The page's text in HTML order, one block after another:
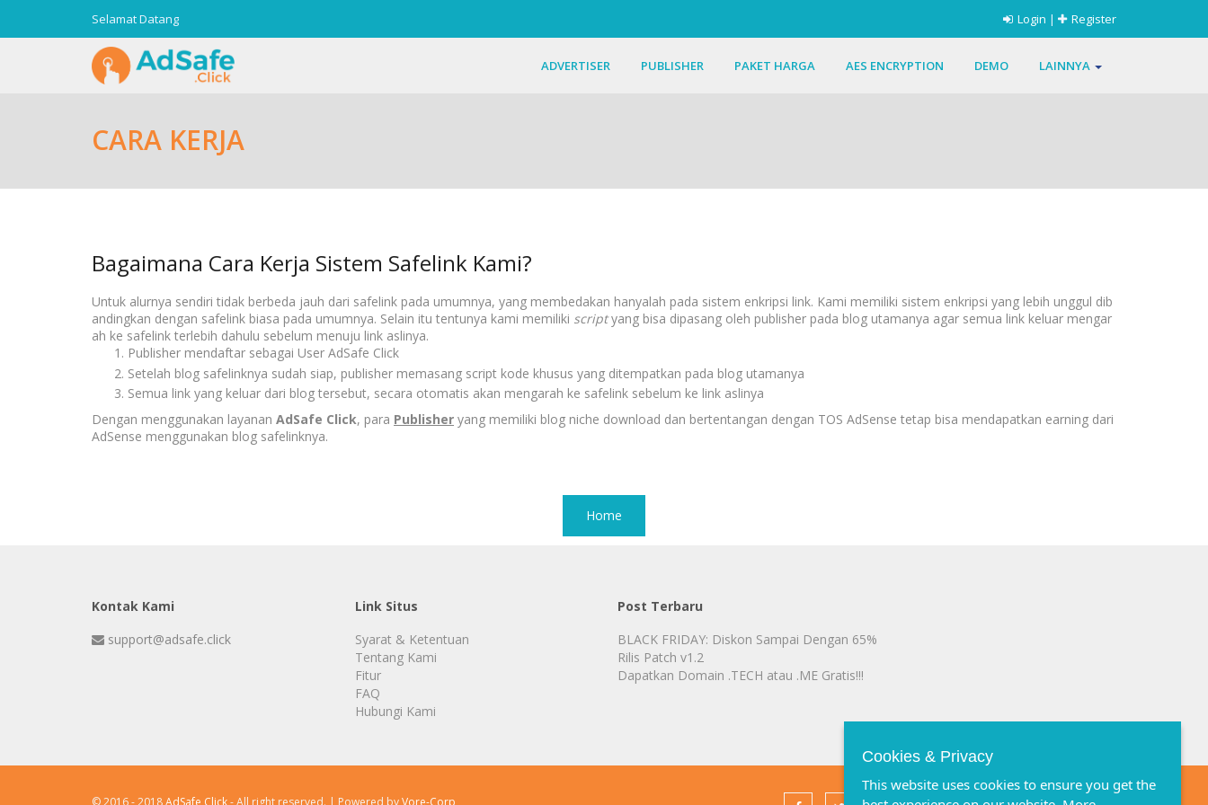
Selamat Datang Login | Register
ADVERTISER PUBLISHER PAKET HARGA AES ENCRYPTION DEMO LAINNYA
CARA KERJA
Bagaimana Cara Kerja Sistem Safelink Kami?
Untuk alurnya sendiri tidak berbeda jauh dari safelink pada umumnya, yang membedakan hanyalah pada sistem enkripsi link. Kami memiliki sistem enkripsi yang lebih unggul dib
andingkan dengan safelink biasa pada umumnya. Selain itu tentunya kami memiliki scriptyang bisa dipasang oleh publisher pada blog utamanya agar semua link keluar mengar
ah ke safelink terlebih dahulu sebelum menuju link aslinya.
Publisher mendaftar sebagai User AdSafe Click
Setelah blog safelinknya sudah siap, publisher memasang script kode khusus yang ditempatkan pada blog utamanya
Semua link yang keluar dari blog tersebut, secara otomatis akan mengarah ke safelink sebelum ke link aslinya
Dengan menggunakan layanan AdSafe Click, para Publisher yang memiliki blog niche download dan bertentangan dengan TOS AdSense tetap bisa mendapatkan earning dari
AdSense menggunakan blog safelinknya.
Home
Kontak Kami
support@adsafe.click
Link Situs
Syarat & Ketentuan
Tentang Kami
Fitur
FAQ
Hubungi Kami
Post Terbaru
BLACK FRIDAY: Diskon Sampai Dengan 65%
Rilis Patch v1.2
Dapatkan Domain .TECH atau .ME Gratis!!!
© 2016 - 2018AdSafe Click- All right reserved. | Powered byVore-Corp
Cookies & Privacy
This website uses cookies to ensure you get the